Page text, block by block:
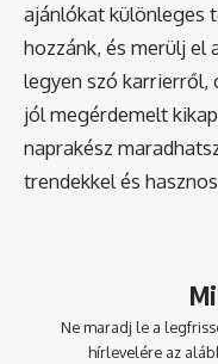
ajánlókat különleges
hozzánk, és merülj el
legyen szó karrierről,
jól megérdemelt
naprakész
trendekkel és
Ne maradj le a
hírlevelére az